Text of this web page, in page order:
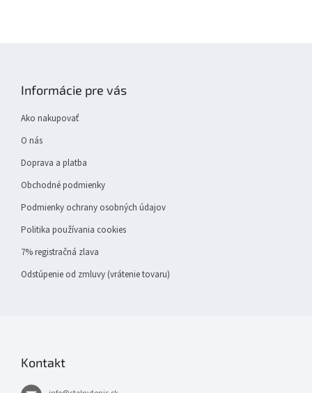
Informácie pre vás
Ako nakupovať
O nás
Doprava a platba
Obchodné podmienky
Podmienky ochrany osobných údajov
Politika používania cookies
7% registračná zlava
Odstúpenie od zmluvy (vrátenie tovaru)
Kontakt